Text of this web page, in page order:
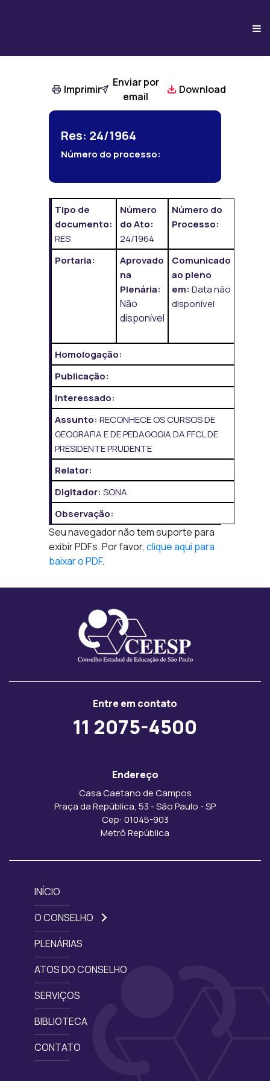
Imprimir
Enviar por
email
Download
Res: 24/1964
Número do processo:
Tipo de
documento:
RES
Número
do Ato:
24/1964
Número do
Processo:
Portaria:
Aprovado
na
Plenária:
Não
disponível
Comunicado
ao pleno
em: Data não
disponível
Homologação:
Publicação:
Interessado:
Assunto: RECONHECE OS CURSOS DE
GEOGRAFIA E DE PEDAGOGIA DA FFCL DE
PRESIDENTE PRUDENTE
Relator:
Digitador: SONA
Observação:
Seu navegador não tem suporte para
exibir PDFs. Por favor, clique aqui para
baixar o PDF.
Entre em contato
11 2075-4500
Endereço
Casa Caetano de Campos
Praça da República, 53 - São Paulo - SP
Cep: 01045-903
Metrô República
INÍCIO
O CONSELHO
PLENÁRIAS
ATOS DO CONSELHO
SERVIÇOS
BIBLIOTECA
CONTATO